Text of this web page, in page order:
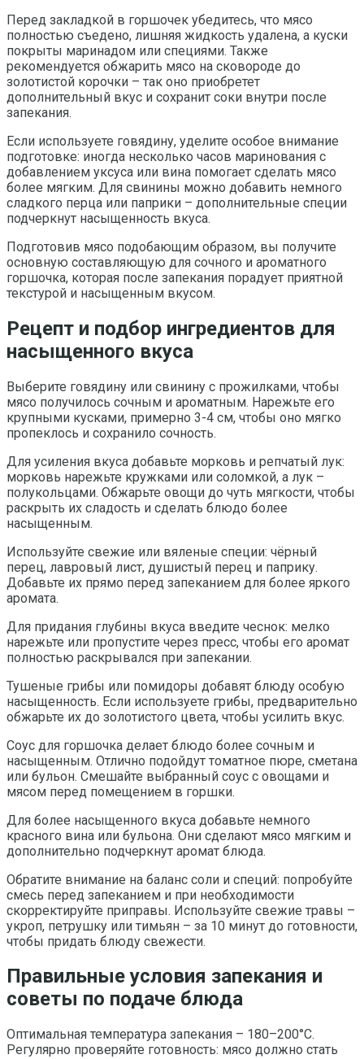
Перед закладкой в горшочек убедитесь, что мясо
полностью съедено, лишняя жидкость удалена, а куски
покрыты маринадом или специями. Также
рекомендуется обжарить мясо на сковороде до
золотистой корочки – так оно приобретет
дополнительный вкус и сохранит соки внутри после
запекания.
Если используете говядину, уделите особое внимание
подготовке: иногда несколько часов маринования с
добавлением уксуса или вина помогает сделать мясо
более мягким. Для свинины можно добавить немного
сладкого перца или паприки – дополнительные специи
подчеркнут насыщенность вкуса.
Подготовив мясо подобающим образом, вы получите
основную составляющую для сочного и ароматного
горшочка, которая после запекания порадует приятной
текстурой и насыщенным вкусом.
Рецепт и подбор ингредиентов для
насыщенного вкуса
Выберите говядину или свинину с прожилками, чтобы
мясо получилось сочным и ароматным. Нарежьте его
крупными кусками, примерно 3-4 см, чтобы оно мягко
пропеклось и сохранило сочность.
Для усиления вкуса добавьте морковь и репчатый лук:
морковь нарежьте кружками или соломкой, а лук –
полукольцами. Обжарьте овощи до чуть мягкости, чтобы
раскрыть их сладость и сделать блюдо более
насыщенным.
Используйте свежие или вяленые специи: чёрный
перец, лавровый лист, душистый перец и паприку.
Добавьте их прямо перед запеканием для более яркого
аромата.
Для придания глубины вкуса введите чеснок: мелко
нарежьте или пропустите через пресс, чтобы его аромат
полностью раскрывался при запекании.
Тушеные грибы или помидоры добавят блюду особую
насыщенность. Если используете грибы, предварительно
обжарьте их до золотистого цвета, чтобы усилить вкус.
Соус для горшочка делает блюдо более сочным и
насыщенным. Отлично подойдут томатное пюре, сметана
или бульон. Смешайте выбранный соус с овощами и
мясом перед помещением в горшки.
Для более насыщенного вкуса добавьте немного
красного вина или бульона. Они сделают мясо мягким и
дополнительно подчеркнут аромат блюда.
Обратите внимание на баланс соли и специй: попробуйте
смесь перед запеканием и при необходимости
скорректируйте приправы. Используйте свежие травы –
укроп, петрушку или тимьян – за 10 минут до готовности,
чтобы придать блюду свежести.
Правильные условия запекания и
советы по подаче блюда
Оптимальная температура запекания – 180–200°C.
Регулярно проверяйте готовность: мясо должно стать